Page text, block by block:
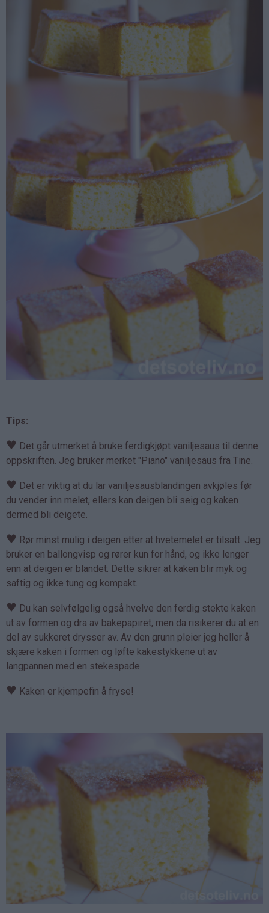
Tips:
♥ Det går utmerket å bruke ferdigkjøpt vaniljesaus til denne
oppskriften. Jeg bruker merket "Piano" vaniljesaus fra Tine.
♥ Det er viktig at du lar vaniljesausblandingen avkjøles før
du vender inn melet, ellers kan deigen bli seig og kaken
dermed bli deigete.
♥ Rør minst mulig i deigen etter at hvetemelet er tilsatt. Jeg
bruker en ballongvisp og rører kun for hånd, og ikke lenger
enn at deigen er blandet. Dette sikrer at kaken blir myk og
saftig og ikke tung og kompakt.
♥ Du kan selvfølgelig også hvelve den ferdig stekte kaken
ut av formen og dra av bakepapiret, men da risikerer du at en
del av sukkeret drysser av. Av den grunn pleier jeg heller å
skjære kaken i formen og løfte kakestykkene ut av
langpannen med en stekespade.
♥ Kaken er kjempefin å fryse!